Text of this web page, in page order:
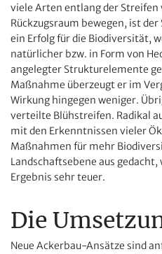
viele Arten entlang der Streifen
Rückzugsraum bewegen, ist
ein Erfolg für die Biodiversität,
natürlicher bzw. in Form von
angelegter Strukturelemente
Maßnahme überzeugt er im
Wirkung hingegen weniger.
verteilte Blühstreifen. Radikal
mit den Erkenntnissen vieler
Maßnahmen für mehr
Landschaftsebene aus
Ergebnis sehr teuer.
Die
Neue Ackerbau-Ansätze sind